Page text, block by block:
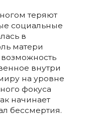
теряют
социальные
в
матери
внутри
на уровне
фокуса
начинает
бессмертия.